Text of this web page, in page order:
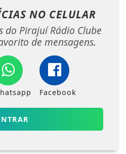
NO CELULAR
do Pirajuí Rádio Clube
de mensagens.
Facebook